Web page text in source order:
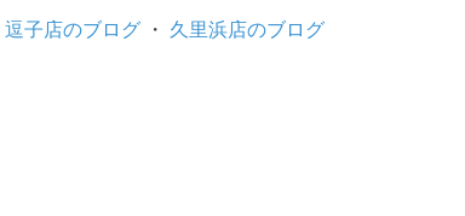
逗子店のブログ ・ 久里浜店のブログ